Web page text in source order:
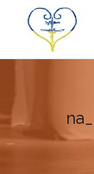
content